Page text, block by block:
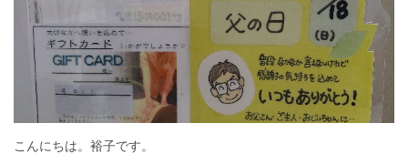
こんにちは。裕子です。